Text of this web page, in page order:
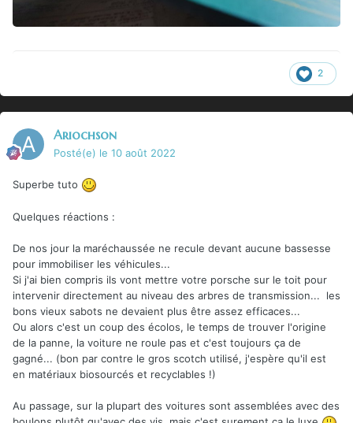
2
Ariochson
Posté(e) le 10 août 2022
Superbe tuto
Quelques réactions :
De nos jour la maréchaussée ne recule devant aucune bassesse
pour immobiliser les véhicules...
Si j'ai bien compris ils vont mettre votre porsche sur le toit pour
intervenir directement au niveau des arbres de transmission... les
bons vieux sabots ne devaient plus être assez efficaces...
Ou alors c'est un coup des écolos, le temps de trouver l'origine
de la panne, la voiture ne roule pas et c'est toujours ça de
gagné... (bon par contre le gros scotch utilisé, j'espère qu'il est
en matériaux biosourcés et recyclables !)
Au passage, sur la plupart des voitures sont assemblées avec des